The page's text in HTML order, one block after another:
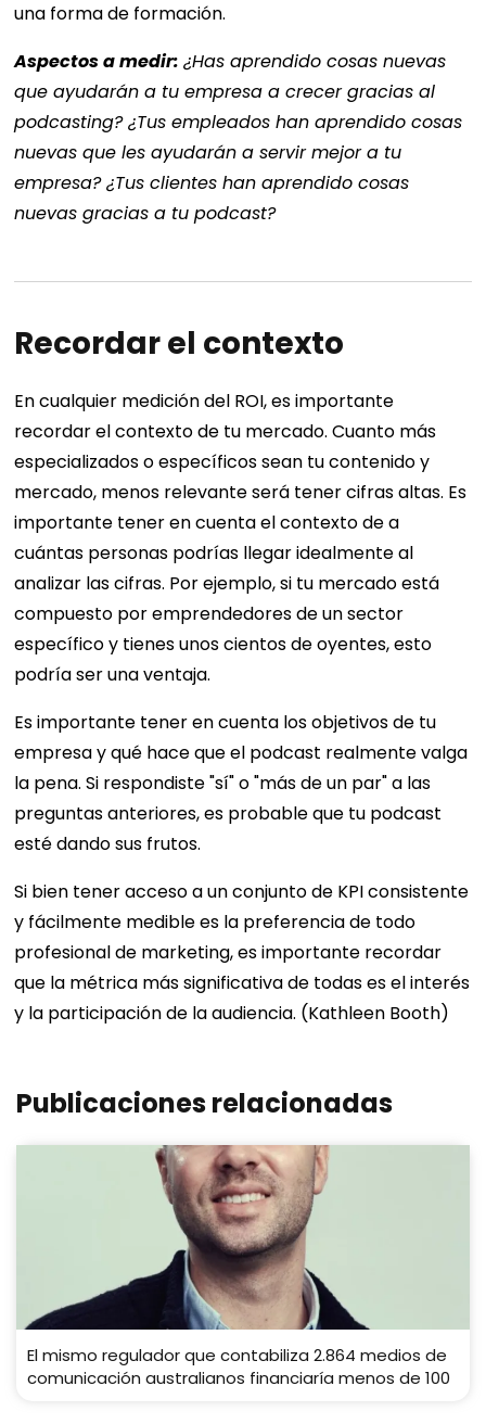
una forma de formación.
Aspectos a medir:¿Has aprendido cosas nuevas
que ayudarán a tu empresa a crecer gracias al
podcasting? ¿Tus empleados han aprendido cosas
nuevas que les ayudarán a servir mejor a tu
empresa? ¿Tus clientes han aprendido cosas
nuevas gracias a tu podcast?
Recordar el contexto
En cualquier medición del ROI, es importante
recordar el contexto de tu mercado. Cuanto más
especializados o específicos sean tu contenido y
mercado, menos relevante será tener cifras altas. Es
importante tener en cuenta el contexto de a
cuántas personas podrías llegar idealmente al
analizar las cifras. Por ejemplo, si tu mercado está
compuesto por emprendedores de un sector
específico y tienes unos cientos de oyentes, esto
podría ser una ventaja.
Es importante tener en cuenta los objetivos de tu
empresa y qué hace que el podcast realmente valga
la pena. Si respondiste "sí" o "más de un par" a las
preguntas anteriores, es probable que tu podcast
esté dando sus frutos.
Si bien tener acceso a un conjunto de KPI consistente
y fácilmente medible es la preferencia de todo
profesional de marketing, es importante recordar
que la métrica más significativa de todas es el interés
y la participación de la audiencia. (Kathleen Booth)
Publicaciones relacionadas
El mismo regulador que contabiliza 2.864 medios de
comunicación australianos financiaría menos de 100